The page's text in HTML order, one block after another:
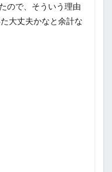
ので、そういう理由
大丈夫かなと余計な